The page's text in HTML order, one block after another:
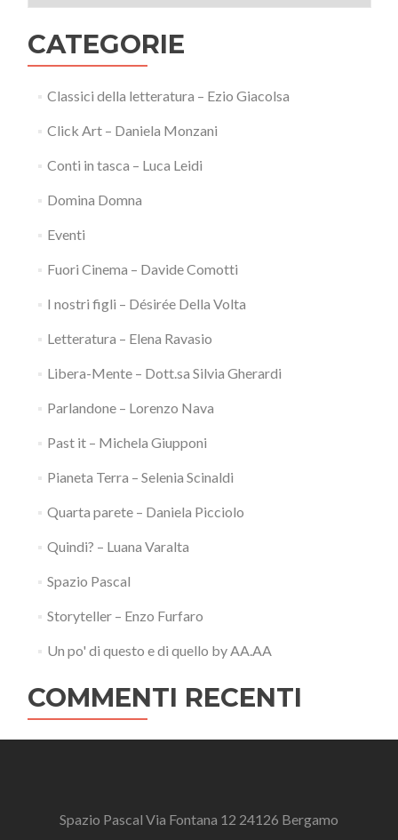
CATEGORIE
Classici della letteratura – Ezio Giacolsa
Click Art – Daniela Monzani
Conti in tasca – Luca Leidi
Domina Domna
Eventi
Fuori Cinema – Davide Comotti
I nostri figli – Désirée Della Volta
Letteratura – Elena Ravasio
Libera-Mente – Dott.sa Silvia Gherardi
Parlandone – Lorenzo Nava
Past it – Michela Giupponi
Pianeta Terra – Selenia Scinaldi
Quarta parete – Daniela Picciolo
Quindi? – Luana Varalta
Spazio Pascal
Storyteller – Enzo Furfaro
Un po' di questo e di quello by AA.AA
COMMENTI RECENTI
Spazio Pascal Via Fontana 12 24126 Bergamo